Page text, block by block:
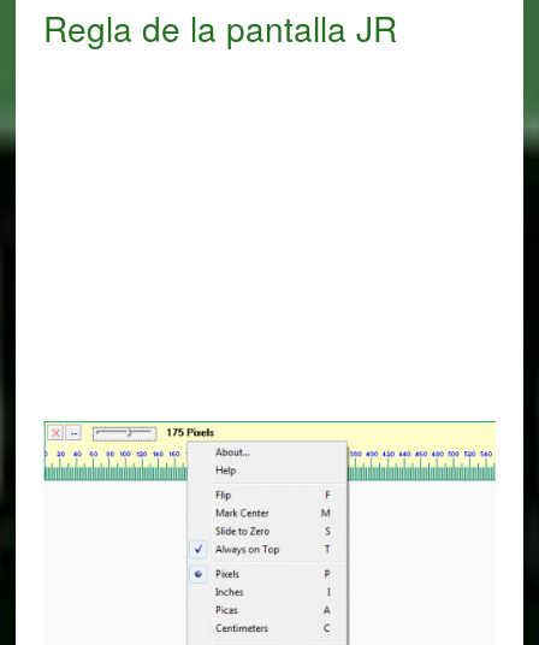
Regla de la pantalla JR